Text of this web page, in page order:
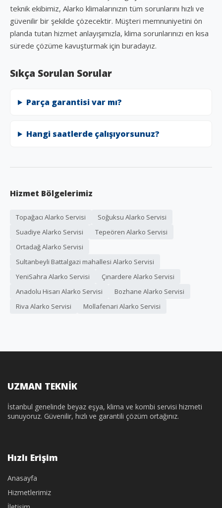
teknik ekibimiz, Alarko klimalarınızın tüm sorunlarını hızlı ve
güvenilir bir şekilde çözecektir. Müşteri memnuniyetini ön
planda tutan hizmet anlayışımızla, klima sorunlarınızı en kısa
sürede çözüme kavuşturmak için buradayız.
Sıkça Sorulan Sorular
Parça garantisi var mı?
Hangi saatlerde çalışıyorsunuz?
Hizmet Bölgelerimiz
Topağacı Alarko Servisi
Soğuksu Alarko Servisi
Suadiye Alarko Servisi
Tepeören Alarko Servisi
Ortadağ Alarko Servisi
Sultanbeyli Battalgazi mahallesi Alarko Servisi
YeniSahra Alarko Servisi
Çınardere Alarko Servisi
Anadolu Hisarı Alarko Servisi
Bozhane Alarko Servisi
Riva Alarko Servisi
Mollafenari Alarko Servisi
UZMAN TEKNİK
İstanbul genelinde beyaz eşya, klima ve kombi servisi hizmeti
sunuyoruz. Güvenilir, hızlı ve garantili çözüm ortağınız.
Hızlı Erişim
Anasayfa
Hizmetlerimiz